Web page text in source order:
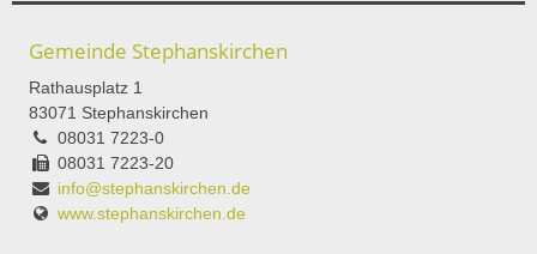
Gemeinde Stephanskirchen
Rathausplatz 1
83071 Stephanskirchen
08031 7223-0
08031 7223-20
info@stephanskirchen.de
www.stephanskirchen.de